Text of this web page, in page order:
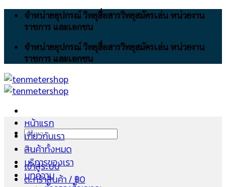
Skip
จำหน่ายอุปกรณ์ วิทยุสื่อสารวิทยุสมัครเล่น หน่วยงาน
ราชการ และเอกชน
จำหน่ายอุปกรณ์ วิทยุสื่อสารวิทยุสมัครเล่น หน่วยงาน
ราชการ และเอกชน
ค้นหา:
เข้าสู่ระบบ
ตะกร้าสินค้า /฿0
หน้าแรก
เกี่ยวกับเรา
สินค้าทั้งหมด
บริการของเรา
บทความ